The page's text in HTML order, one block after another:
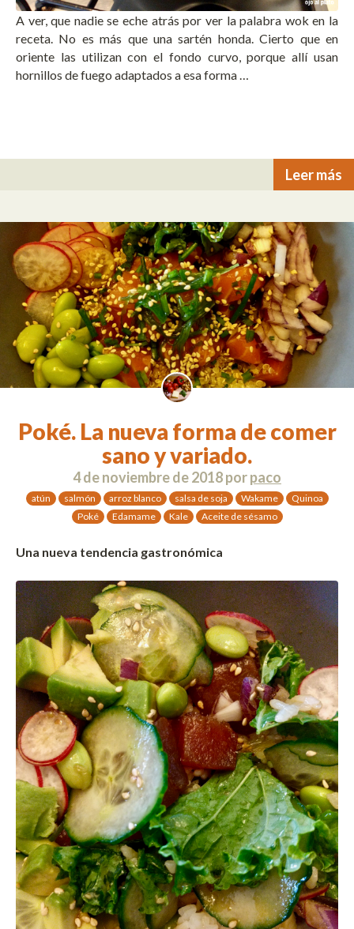
A ver, que nadie se eche atrás por ver la palabra wok en la
receta. No es más que una sartén honda. Cierto que en
oriente las utilizan con el fondo curvo, porque allí usan
hornillos de fuego adaptados a esa forma …
Leer más
Poké. La nueva forma de comer
sano y variado.
4 de noviembre de 2018porpaco
atún salmón arroz blanco salsa de soja Wakame
Quinoa
Poké
Edamame Kale Aceite de sésamo
Una nueva tendencia gastronómica